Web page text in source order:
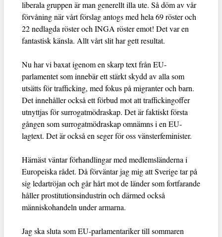
liberala gruppen är man generellt illa ute. Så döm av vår
förvåning när vårt förslag antogs med hela 69 röster och
22 nedlagda röster och INGA röster emot! Det var en
fantastisk känsla. Allt vårt slit har gett resultat.
Nu har vi baxat igenom en skarp text från EU-
parlamentet som innebär ett stärkt skydd av alla som
utsätts för trafficking, med fokus på migranter och barn.
Det innehåller också ett förbud mot att traffickingoffer
utnyttjas för surrogatmödraskap. Det är faktiskt första
gången som surrogatmödraskap omnämns i en EU-
lagtext. Det är också en seger för oss vänsterfeminister.
Härnäst väntar förhandlingar med medlemsländerna i
Europeiska rådet. Då förväntar jag mig att Sverige tar på
sig ledartröjan och går hårt mot de länder som fortfarande
håller prostitutionsindustrin och därmed också
människohandeln under armarna.
Jag ska sluta som EU-parlamentariker till sommaren